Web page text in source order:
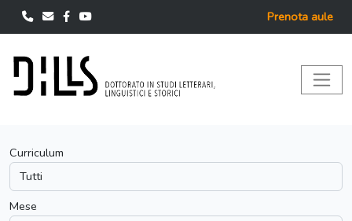
Prenota aule
Curriculum
Mese